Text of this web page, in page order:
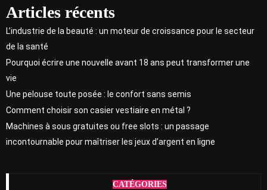
Articles récents
L’industrie de la beauté : un moteur de croissance pour le secteur
de la santé
Pourquoi écrire une nouvelle avant 18 ans peut transformer une
vie
Une pelouse toute posée : le confort sans semis
Comment choisir son casier vestiaire en métal ?
Machines à sous gratuites ou free slots : un passage
incontournable pour maîtriser les jeux d’argent en ligne
CATÉGORIES